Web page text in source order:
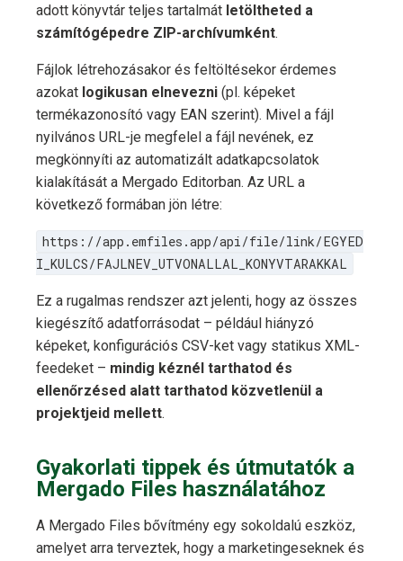
adott könyvtár teljes tartalmát letöltheted a
számítógépedre ZIP-archívumként.
Fájlok létrehozásakor és feltöltésekor érdemes
azokat logikusan elnevezni (pl. képeket
termékazonosító vagy EAN szerint). Mivel a fájl
nyilvános URL-je megfelel a fájl nevének, ez
megkönnyíti az automatizált adatkapcsolatok
kialakítását a Mergado Editorban. Az URL a
következő formában jön létre:
https://app.emfiles.app/api/file/link/EGYED
I_KULCS/FAJLNEV_UTVONALLAL_KONYVTARAKKAL
Ez a rugalmas rendszer azt jelenti, hogy az összes
kiegészítő adatforrásodat – például hiányzó
képeket, konfigurációs CSV-ket vagy statikus XML-
feedeket – mindig kéznél tarthatod és
ellenőrzésed alatt tarthatod közvetlenül a
projektjeid mellett.
Gyakorlati tippek és útmutatók a
Mergado Files használatához
A Mergado Files bővítmény egy sokoldalú eszköz,
amelyet arra terveztek, hogy a marketingeseknek és